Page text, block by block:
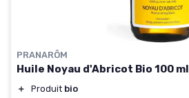
PRANARÔM
Huile Noyau d'Abricot Bio 100 ml
＋ Produit bio